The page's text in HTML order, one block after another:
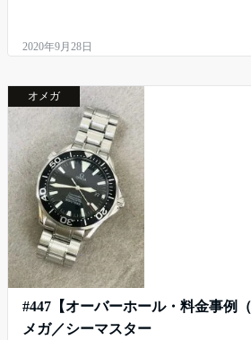
2020年9月28日
オメガ
#447【オーバーホール・料金事例
メガ／シーマスター